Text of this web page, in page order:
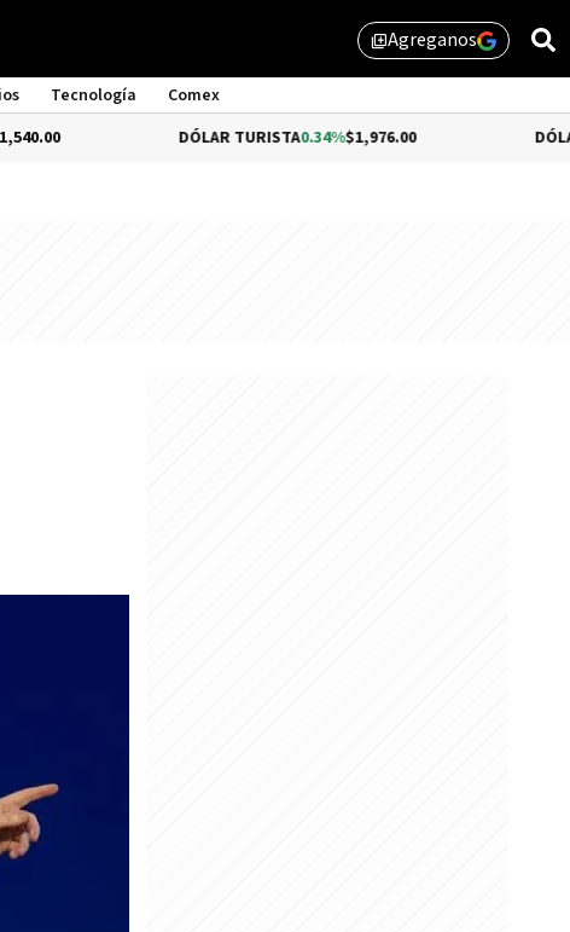
library_addAgreganos
Tecnología
Comex
DÓLAR TURISTA0.34%$1,976.00 DÓLAR MEP-